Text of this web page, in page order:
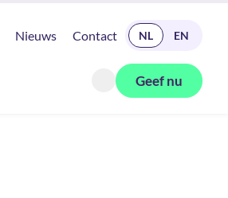
Nieuws Contact READ IN ENGLISH
NL EN
Zoeken openen
Geef nu